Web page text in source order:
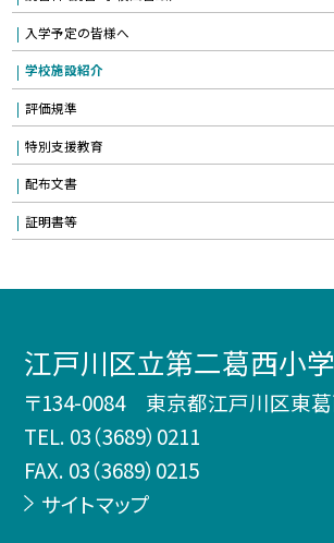
入学予定の皆様へ
学校施設紹介
評価規準
特別支援教育
配布文書
証明書等
江戸川区立第二葛西小
〒134-0084 東京都江戸川区東
TEL. 03（3689）0211
FAX. 03（3689）0215
サイトマップ